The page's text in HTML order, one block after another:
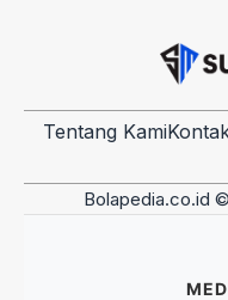
Tentang Kami
Bolapedia.co.id